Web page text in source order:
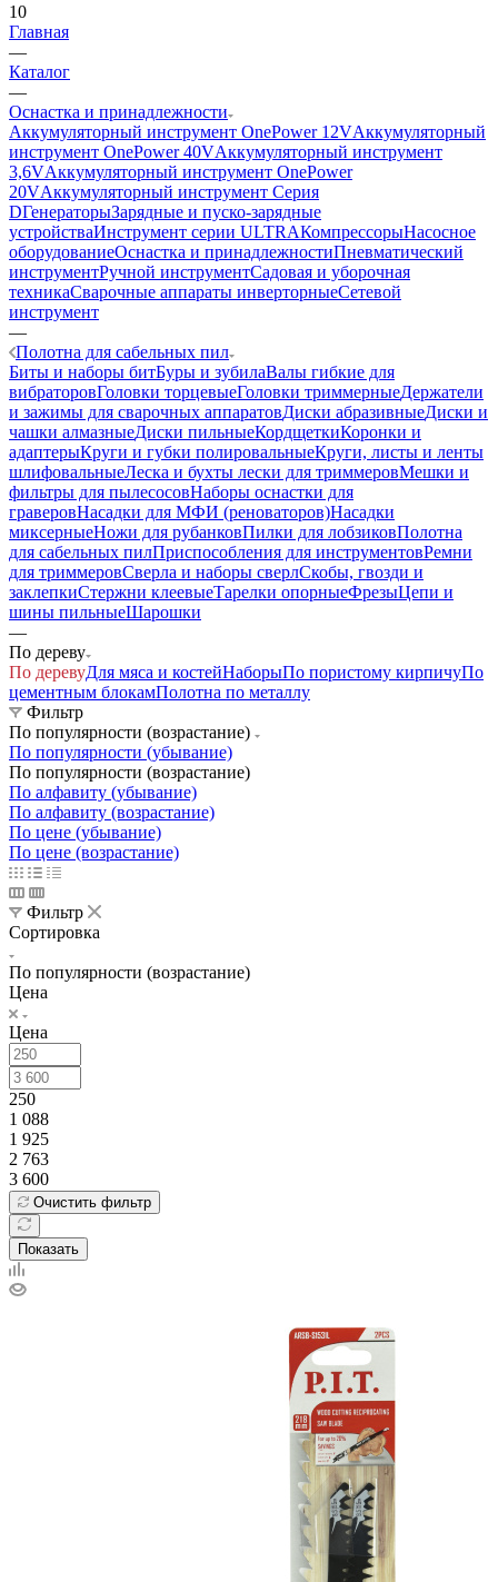
10
Главная
—
Каталог
—
Оснастка и принадлежности
Аккумуляторный инструмент OnePower 12VАккумуляторный
инструмент OnePower 40VАккумуляторный инструмент
3,6VАккумуляторный инструмент OnePower
20VАккумуляторный инструмент Серия
DГенераторыЗарядные и пуско-зарядные
устройстваИнструмент серии ULTRAКомпрессорыНасосное
оборудованиеОснастка и принадлежностиПневматический
инструментРучной инструментСадовая и уборочная
техникаСварочные аппараты инверторныеСетевой
инструмент
—
Полотна для сабельных пил
Биты и наборы битБуры и зубилаВалы гибкие для
вибраторовГоловки торцевыеГоловки триммерныеДержатели
и зажимы для сварочных аппаратовДиски абразивныеДиски и
чашки алмазныеДиски пильныеКордщеткиКоронки и
адаптерыКруги и губки полировальныеКруги, листы и ленты
шлифовальныеЛеска и бухты лески для триммеровМешки и
фильтры для пылесосовНаборы оснастки для
граверовНасадки для МФИ (реноваторов)Насадки
миксерныеНожи для рубанковПилки для лобзиковПолотна
для сабельных пилПриспособления для инструментовРемни
для триммеровСверла и наборы сверлСкобы, гвозди и
заклепкиСтержни клеевыеТарелки опорныеФрезыЦепи и
шины пильныеШарошки
—
По дереву
По деревуДля мяса и костейНаборыПо пористому кирпичуПо
цементным блокамПолотна по металлу
Фильтр
По популярности (возрастание)
По популярности (убывание)
По популярности (возрастание)
По алфавиту (убывание)
По алфавиту (возрастание)
По цене (убывание)
По цене (возрастание)
Фильтр
Сортировка
По популярности (возрастание)
Цена
Цена
250
1 088
1 925
2 763
3 600
Очистить фильтр
Показать